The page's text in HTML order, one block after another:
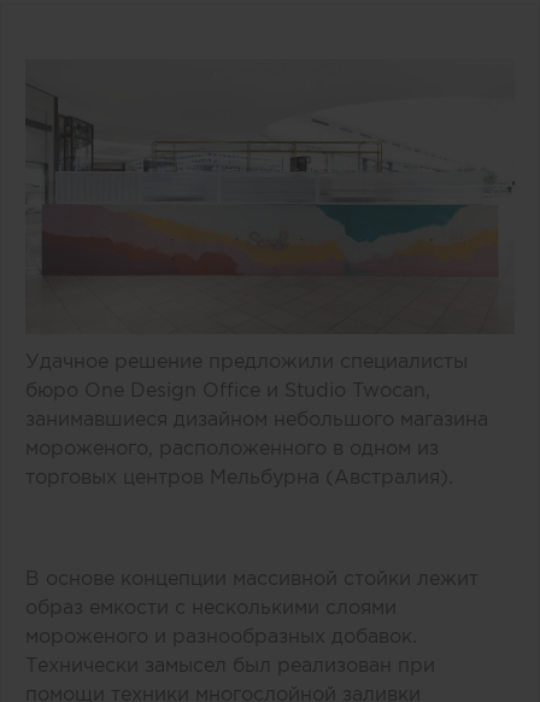
Удачное решение предложили специалисты
бюро One Design Office и Studio Twocan,
занимавшиеся дизайном небольшого магазина
мороженого, расположенного в одном из
торговых центров Мельбурна (Австралия).
В основе концепции массивной стойки лежит
образ емкости с несколькими слоями
мороженого и разнообразных добавок.
Технически замысел был реализован при
помощи техники многослойной заливки